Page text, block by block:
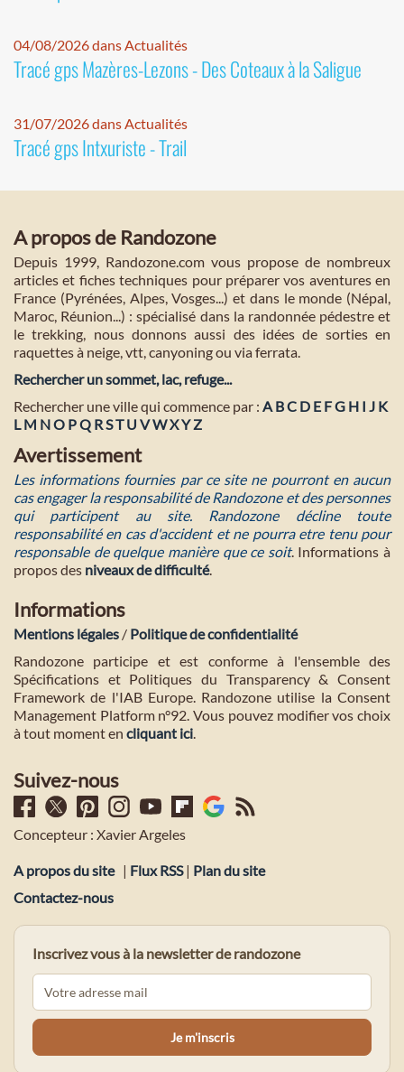
04/08/2026 dans Actualités
Tracé gps Mazères-Lezons - Des Coteaux à la Saligue
31/07/2026 dans Actualités
Tracé gps Intxuriste - Trail
A propos de Randozone
Depuis 1999, Randozone.com vous propose de nombreux
articles et fiches techniques pour préparer vos aventures en
France (Pyrénées, Alpes, Vosges...) et dans le monde (Népal,
Maroc, Réunion...) : spécialisé dans la randonnée pédestre et
le trekking, nous donnons aussi des idées de sorties en
raquettes à neige, vtt, canyoning ou via ferrata.
Rechercher un sommet, lac, refuge...
Rechercher une ville qui commence par : A BC D E FG H I J K
L M NO PQ RST U VWXYZ
Avertissement
Les informations fournies par ce site ne pourront en aucun
cas engager la responsabilité de Randozone et des personnes
qui participent au site. Randozone décline toute
responsabilité en cas d'accident et ne pourra etre tenu pour
responsable de quelque manière que ce soit. Informations à
propos des niveaux de difficulté.
Informations
Mentions légales / Politique de confidentialité
Randozone participe et est conforme à l'ensemble des
Spécifications et Politiques du Transparency & Consent
Framework de l'IAB Europe. Randozone utilise la Consent
Management Platform n°92. Vous pouvez modifier vos choix
à tout moment en cliquant ici.
Suivez-nous
Concepteur : Xavier Argeles
A propos du site | Flux RSS| Plan du site
Contactez-nous
Inscrivez vous à la newsletter de randozone